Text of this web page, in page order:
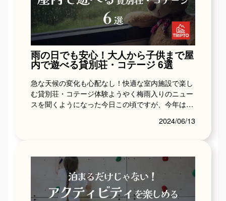
雨の日でも安心！大人から子供まで屋
内で遊べる貸別荘・コテージ 6選
急な天候の変化も心配なし！快適な室内施設で楽し
む貸別荘・コテージ体験ようやく梅雨入りのニュー
スを聞くようになった今日この頃ですが、今年は例
2024/06/13